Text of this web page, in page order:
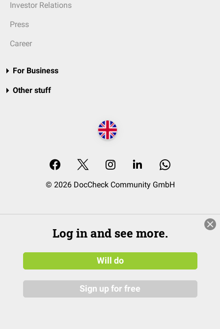
Investor Relations
Press
Career
For Business
Other stuff
© 2026 DocCheck Community GmbH
Log in and see more.
Will do
Sign up for free